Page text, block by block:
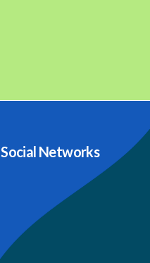
Social Networks